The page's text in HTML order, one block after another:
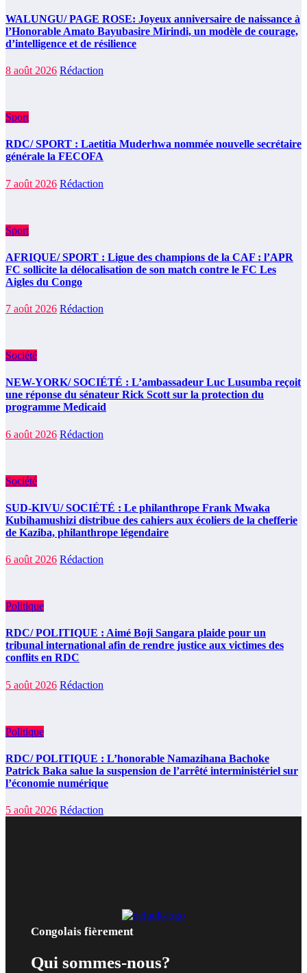
WALUNGU/ PAGE ROSE: Joyeux anniversaire de naissance à
l’Honorable Amato Bayubasire Mirindi, un modèle de courage,
d’intelligence et de résilience
8 août 2026 Rédaction
Sport
RDC/ SPORT : Laetitia Muderhwa nommée nouvelle secrétaire
générale la FECOFA
7 août 2026 Rédaction
Sport
AFRIQUE/ SPORT : Ligue des champions de la CAF : l’APR
FC sollicite la délocalisation de son match contre le FC Les
Aigles du Congo
7 août 2026 Rédaction
Société
NEW-YORK/ SOCIÉTÉ : L’ambassadeur Luc Lusumba reçoit
une réponse du sénateur Rick Scott sur la protection du
programme Medicaid
6 août 2026 Rédaction
Société
SUD-KIVU/ SOCIÉTÉ : Le philanthrope Frank Mwaka
Kubihamushizi distribue des cahiers aux écoliers de la chefferie
de Kaziba, philanthrope légendaire
6 août 2026 Rédaction
Politique
RDC/ POLITIQUE : Aimé Boji Sangara plaide pour un
tribunal international afin de rendre justice aux victimes des
conflits en RDC
5 août 2026 Rédaction
Politique
RDC/ POLITIQUE : L’honorable Namazihana Bachoke
Patrick Baka salue la suspension de l’arrêté interministériel sur
l’économie numérique
5 août 2026 Rédaction
Congolais fièrement
Qui sommes-nous?